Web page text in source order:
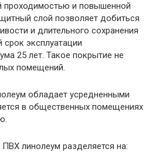
и повышенной
слой позволяет добиться
и длительного сохранения
эксплуатации
25 лет. Такое покрытие не
помещений.
обладает усредненными
в общественных помещениях
линолеум разделяется на: